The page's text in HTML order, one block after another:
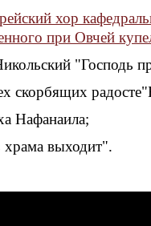
хор
при Овчей
"Господь
скорбящих
Нафанаила;
выходит".